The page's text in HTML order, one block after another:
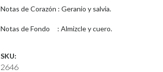
Notas de Corazón : Geranio y salvia.
Notas de Fondo : Almizcle y cuero.
SKU:
2646